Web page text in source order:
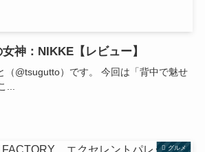
女神：NIKKE【レビュー】
（@tsugutto）です。 今回は「背中で魅せ
...
グルメ